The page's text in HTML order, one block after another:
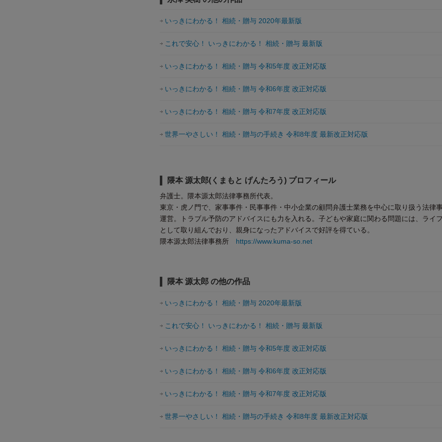
いっきにわかる！ 相続・贈与 2020年最新版
これで安心！ いっきにわかる！ 相続・贈与 最新版
いっきにわかる！ 相続・贈与 令和5年度 改正対応版
いっきにわかる！ 相続・贈与 令和6年度 改正対応版
いっきにわかる！ 相続・贈与 令和7年度 改正対応版
世界一やさしい！ 相続・贈与の手続き 令和8年度 最新改正対応版
隈本 源太郎(くまもと げんたろう) プロフィール
弁護士。隈本源太郎法律事務所代表。
東京・虎ノ門で、家事事件・民事事件・中小企業の顧問弁護士業務を中心に取り扱う法律
運営。トラブル予防のアドバイスにも力を入れる。子どもや家庭に関わる問題には、ライ
として取り組んでおり、親身になったアドバイスで好評を得ている。
隈本源太郎法律事務所 https://www.kuma-so.net
隈本 源太郎 の他の作品
いっきにわかる！ 相続・贈与 2020年最新版
これで安心！ いっきにわかる！ 相続・贈与 最新版
いっきにわかる！ 相続・贈与 令和5年度 改正対応版
いっきにわかる！ 相続・贈与 令和6年度 改正対応版
いっきにわかる！ 相続・贈与 令和7年度 改正対応版
世界一やさしい！ 相続・贈与の手続き 令和8年度 最新改正対応版